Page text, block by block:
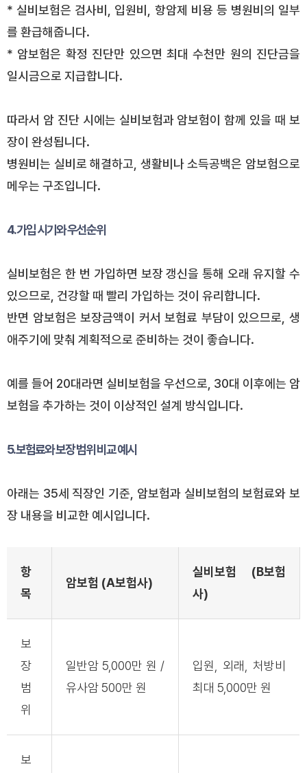
* 실비보험은 검사비, 입원비, 항암제 비용 등 병원비의 일부
를 환급해줍니다.
* 암보험은 확정 진단만 있으면 최대 수천만 원의 진단금을
일시금으로 지급합니다.
따라서 암 진단 시에는 실비보험과 암보험이 함께 있을 때 보
장이 완성됩니다.
병원비는 실비로 해결하고, 생활비나 소득공백은 암보험으로
메우는 구조입니다.
4. 가입 시기와 우선순위
실비보험은 한 번 가입하면 보장 갱신을 통해 오래 유지할 수
있으므로, 건강할 때 빨리 가입하는 것이 유리합니다.
반면 암보험은 보장금액이 커서 보험료 부담이 있으므로, 생
애주기에 맞춰 계획적으로 준비하는 것이 좋습니다.
예를 들어 20대라면 실비보험을 우선으로, 30대 이후에는 암
보험을 추가하는 것이 이상적인 설계 방식입니다.
5. 보험료와 보장 범위 비교 예시
아래는 35세 직장인 기준, 암보험과 실비보험의 보험료와 보
장 내용을 비교한 예시입니다.
항
목
암보험 (A보험사)
실비보험 (B보험
사)
보
장
범
위
일반암 5,000만 원 /
유사암 500만 원
입원, 외래, 처방비
최대 5,000만 원
보